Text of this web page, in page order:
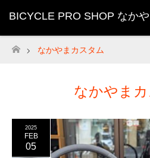
BICYCLE PRO SHOP なかや
ホーム
なかやまカスタム
なかやま
2025
FEB
05